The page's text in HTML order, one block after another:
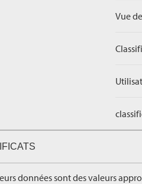
Vue
données sont des valeurs